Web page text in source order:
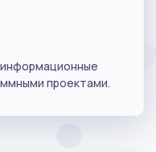
проектами.